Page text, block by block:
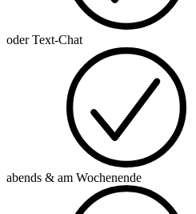
oder Text-Chat
abends & am Wochenende